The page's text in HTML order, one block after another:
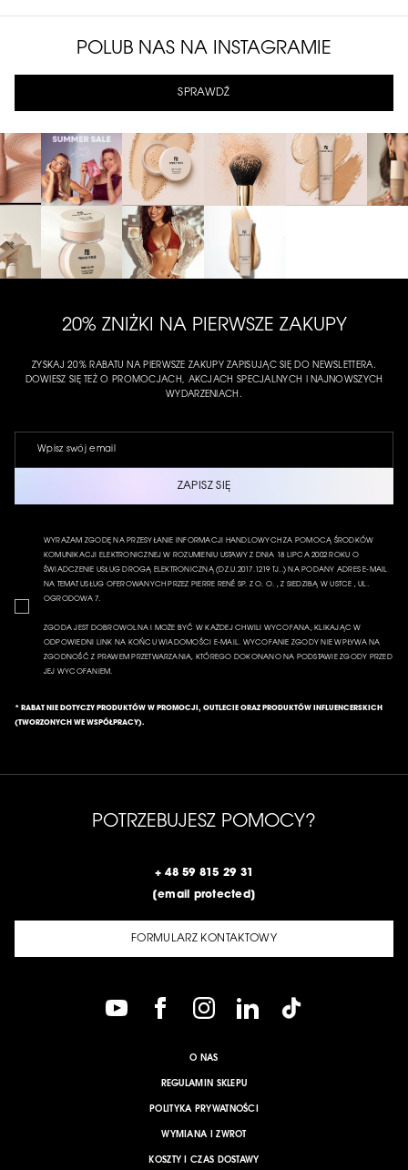
POLUB NAS NA INSTAGRAMIE
SPRAWDŹ
20% ZNIŻKI NA PIERWSZE ZAKUPY
ZYSKAJ 20% RABATU NA PIERWSZE ZAKUPY ZAPISUJĄC SIĘ DO NEWSLETTERA.
DOWIESZ SIĘ TEŻ O PROMOCJACH, AKCJACH SPECJALNYCH I NAJNOWSZYCH
WYDARZENIACH.
ZAPISZ SIĘ
WYRAŻAM ZGODĘ NA PRZESYŁANIE INFORMACJI HANDLOWYCH ZA POMOCĄ ŚRODKÓW
KOMUNIKACJI ELEKTRONICZNEJ W ROZUMIENIU USTAWY Z DNIA 18 LIPCA 2002 ROKU O
ŚWIADCZENIE USŁUG DROGĄ ELEKTRONICZNĄ (DZ.U.2017.1219 TJ..) NA PODANY ADRES E-MAIL
NA TEMAT USŁUG OFEROWANYCH PRZEZ PIERRE RENÉ SP. Z O. O. , Z SIEDZIBĄ W USTCE , UL.
OGRODOWA 7.
ZGODA JEST DOBROWOLNA I MOŻE BYĆ W KAŻDEJ CHWILI WYCOFANA, KLIKAJĄC W
ODPOWIEDNI LINK NA KOŃCU WIADOMOŚCI E-MAIL. WYCOFANIE ZGODY NIE WPŁYWA NA
ZGODNOŚĆ Z PRAWEM PRZETWARZANIA, KTÓREGO DOKONANO NA PODSTAWIE ZGODY PRZED
JEJ WYCOFANIEM.
* RABAT NIE DOTYCZY PRODUKTÓW W PROMOCJI, OUTLECIE ORAZ PRODUKTÓW INFLUENCERSKICH
(TWORZONYCH WE WSPÓŁPRACY).
POTRZEBUJESZ POMOCY?
+ 48 59 815 29 31
[email protected]
FORMULARZ KONTAKTOWY
O NAS
REGULAMIN SKLEPU
POLITYKA PRYWATNOŚCI
WYMIANA I ZWROT
KOSZTY I CZAS DOSTAWY